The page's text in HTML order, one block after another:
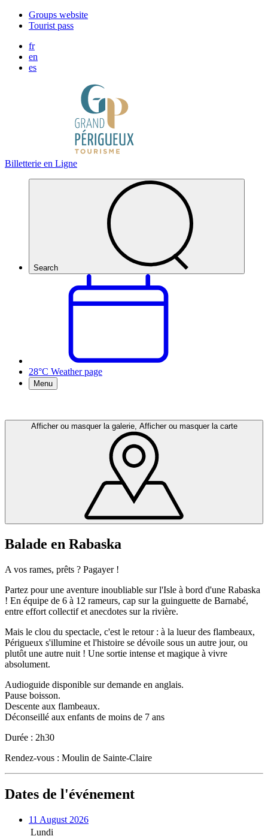
Groups website
Tourist pass
fr
en
es
Billetterie en Ligne
Search
28°C Weather page
Menu
Afficher ou masquer la galerie, Afficher ou masquer la carte
Balade en Rabaska
A vos rames, prêts ? Pagayer !
Partez pour une aventure inoubliable sur l'Isle à bord d'une Rabaska
! En équipe de 6 à 12 rameurs, cap sur la guinguette de Barnabé,
entre effort collectif et anecdotes sur la rivière.
Mais le clou du spectacle, c'est le retour : à la lueur des flambeaux,
Périgueux s'illumine et l'histoire se dévoile sous un autre jour, ou
plutôt une autre nuit ! Une sortie intense et magique à vivre
absolument.
Audioguide disponible sur demande en anglais.
Pause boisson.
Descente aux flambeaux.
Déconseillé aux enfants de moins de 7 ans
Durée : 2h30
Rendez-vous : Moulin de Sainte-Claire
Dates de l'événement
11 August 2026
Lundi